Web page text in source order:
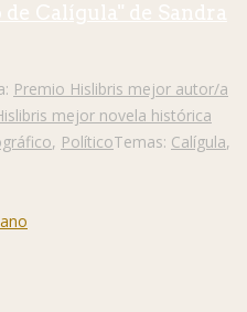
Calígula" de Sandra
Premio Hislibris mejor autor/a
mejor novela histórica
, PolíticoTemas: Calígula,